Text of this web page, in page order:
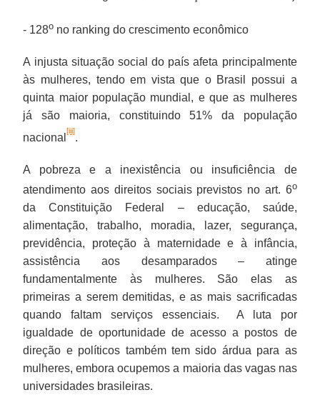
- 128o no ranking do crescimento econômico
A injusta situação social do país afeta principalmente
às mulheres, tendo em vista que o Brasil possui a
quinta maior população mundial, e que as mulheres
já são maioria, constituindo 51% da população
nacional
[iii]
.
A pobreza e a inexistência ou insuficiência de
atendimento aos direitos sociais previstos no art. 6o
da Constituição Federal – educação, saúde,
alimentação, trabalho, moradia, lazer, segurança,
previdência, proteção à maternidade e à infância,
assistência aos desamparados – atinge
fundamentalmente às mulheres. São elas as
primeiras a serem demitidas, e as mais sacrificadas
quando faltam serviços essenciais. A luta por
igualdade de oportunidade de acesso a postos de
direção e políticos também tem sido árdua para as
mulheres, embora ocupemos a maioria das vagas nas
universidades brasileiras.